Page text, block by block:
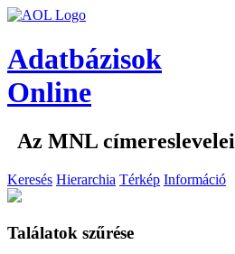
Adatbázisok
Online
Az MNL címereslevelei
Keresés Hierarchia Térkép Információ
Találatok szűrése